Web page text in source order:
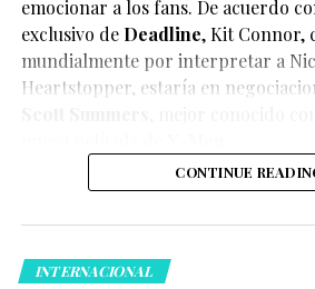
emocionar a los fans. De acuerdo
exclusivo de Deadline,Kit Connor,
mundialmente por interpretar a
Heartstopper, estaría en
CONTINUE
INTERNACIONAL